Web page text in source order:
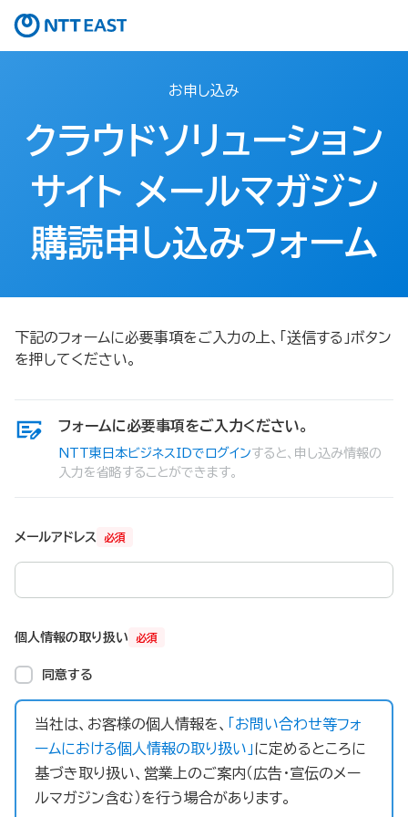
お申し込み
クラウドソリューション
サイト メールマガジン
購読申し込みフォーム
下記のフォームに必要事項をご入力の上、「送信する」ボタン
を押してください。
フォームに必要事項をご入力ください。
NTT東日本ビジネスIDでログインすると、申し込み情報の
入力を省略することができます。
必須
メールアドレス
必須
個人情報の取り扱い
同意する
当社は、お客様の個人情報を、
「お問い合わせ等フォ
ームにおける個人情報の取り扱い」に定めるところに
基づき取り扱い、営業上のご案内（広告・宣伝のメー
ルマガジン含む）を行う場合があります。